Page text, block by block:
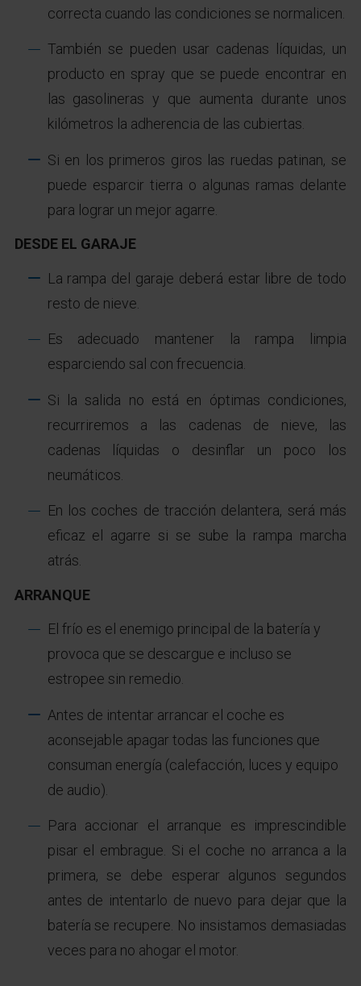
correcta cuando las condiciones se normalicen.
También se pueden usar cadenas líquidas, un
producto en spray que se puede encontrar en
las gasolineras y que aumenta durante unos
kilómetros la adherencia de las cubiertas.
Si en los primeros giros las ruedas patinan, se
puede esparcir tierra o algunas ramas delante
para lograr un mejor agarre.
DESDE EL GARAJE
La rampa del garaje deberá estar libre de todo
resto de nieve.
Es adecuado mantener la rampa limpia
esparciendo sal con frecuencia.
Si la salida no está en óptimas condiciones,
recurriremos a las cadenas de nieve, las
cadenas líquidas o desinflar un poco los
neumáticos.
En los coches de tracción delantera, será más
eficaz el agarre si se sube la rampa marcha
atrás.
ARRANQUE
El frío es el enemigo principal de la batería y
provoca que se descargue e incluso se
estropee sin remedio.
Antes de intentar arrancar el coche es
aconsejable apagar todas las funciones que
consuman energía (calefacción, luces y equipo
de audio).
Para accionar el arranque es imprescindible
pisar el embrague. Si el coche no arranca a la
primera, se debe esperar algunos segundos
antes de intentarlo de nuevo para dejar que la
batería se recupere. No insistamos demasiadas
veces para no ahogar el motor.